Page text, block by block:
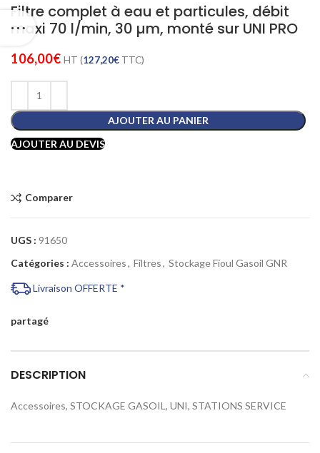
Filtre complet à eau et particules, débit
maxi 70 l/min, 30 µm, monté sur UNI PRO
106,00€ HT (127,20€ TTC)
AJOUTER AU PANIER
AJOUTER AU DEVIS
Comparer
UGS : 91650
Catégories : Accessoires, Filtres, Stockage Fioul Gasoil GNR
Livraison OFFERTE *
partagé
DESCRIPTION
Accessoires, STOCKAGE GASOIL, UNI, STATIONS SERVICE